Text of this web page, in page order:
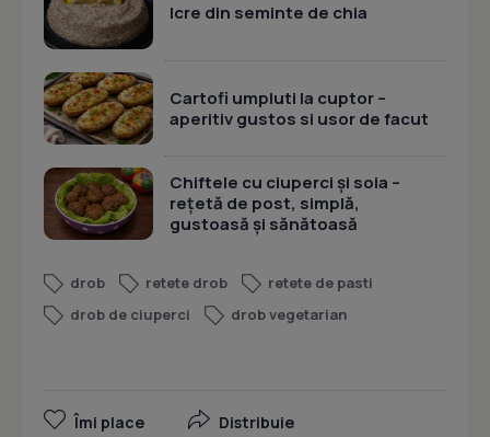
Icre din seminte de chia
Cartofi umpluti la cuptor –
aperitiv gustos si usor de facut
Chiftele cu ciuperci și soia –
rețetă de post, simplă,
gustoasă și sănătoasă
drob retete drob
retete de pasti
drob de ciuperci
drob vegetarian
Îmi place Distribuie